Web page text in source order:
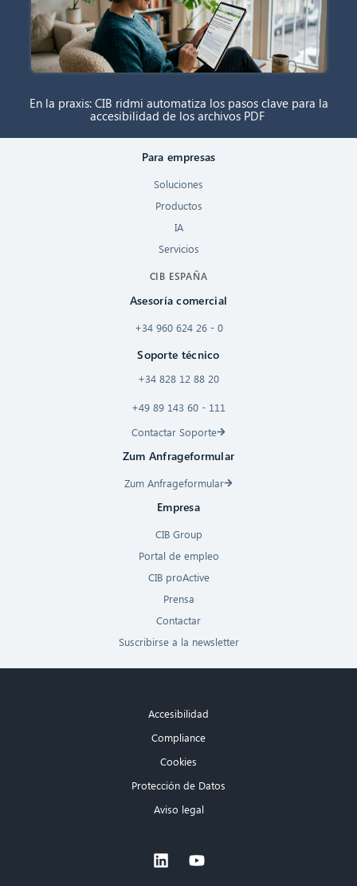
En la praxis: CIB ridmi automatiza los pasos clave para la
accesibilidad de los archivos PDF
Para empresas
Soluciones
Productos
IA
Servicios
CIB ESPAÑA
Asesoría comercial
+34 960 624 26 - 0
Soporte técnico
+34 828 12 88 20
+49 89 143 60 - 111
Contactar Soporte
Zum Anfrageformular
Zum Anfrageformular
Empresa
CIB Group
Portal de empleo
CIB proActive
Prensa
Contactar
Suscribirse a la newsletter
Accesibilidad
Compliance
Cookies
Protección de Datos
Aviso legal